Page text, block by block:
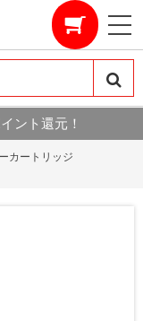
ント還元！
カートリッジ